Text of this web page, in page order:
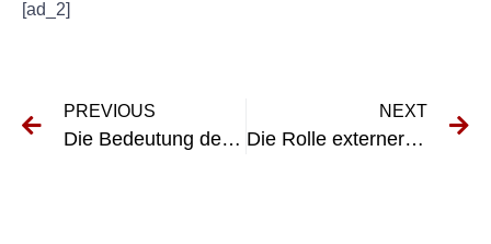
[ad_2]
PREVIOUS
Die Bedeutung der Elektroprüfung für die Gewährleistung der Sicherheitskonformität
NEXT
Die Rolle externer VEFK in der Urheberrechtsberatung verstehen